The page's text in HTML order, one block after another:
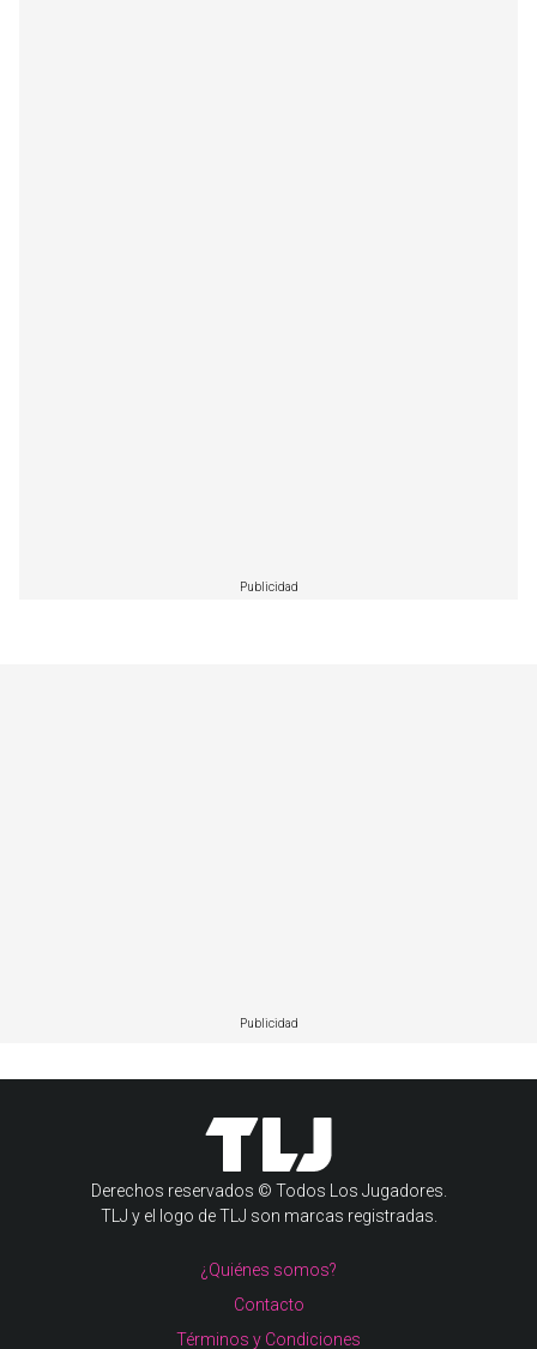
Publicidad
Publicidad
Derechos reservados © Todos Los Jugadores.
TLJ y el logo de TLJ son marcas registradas.
¿Quiénes somos?
Contacto
Términos y Condiciones